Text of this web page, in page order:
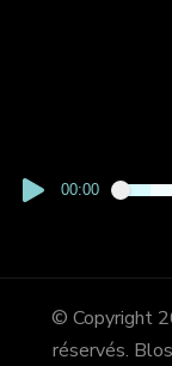
00:00
© Copyright
réservés.